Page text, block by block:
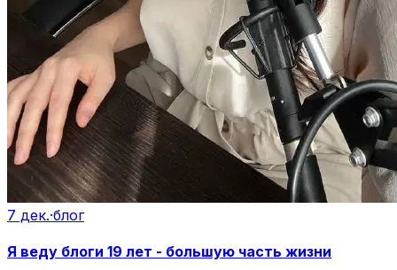
7 дек.·блог
Я веду блоги 19 лет - большую часть жизни